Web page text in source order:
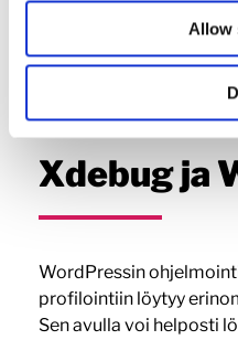
Allow
Xdebug ja
WordPressin
profilointiin löytyy
Sen avulla voi helposti